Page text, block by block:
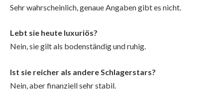
Sehr wahrscheinlich, genaue Angaben gibt es nicht.
Lebt sie heute luxuriös?
Nein, sie gilt als bodenständig und ruhig.
Ist sie reicher als andere Schlagerstars?
Nein, aber finanziell sehr stabil.